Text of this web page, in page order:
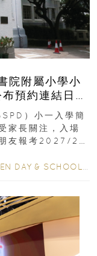
院附屬小學小
預約連結日期
）小一入學簡
家長關注，入場
朋友報考2027/28
DAY & SCHOOL EVENTS